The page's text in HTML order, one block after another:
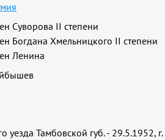
Суворова II степени
Богдана Хмельницкого II степени
Ленина
Тамбовской губ. - 29.5.1952, г.